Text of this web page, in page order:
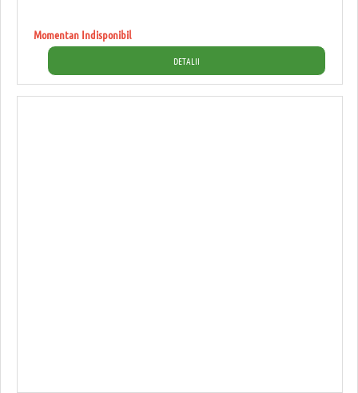
Momentan Indisponibil
DETALII